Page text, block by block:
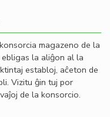
magazeno de la
la aliĝon al la
establoj, aĉeton de
Vizitu ĝin tuj por
de la konsorcio.